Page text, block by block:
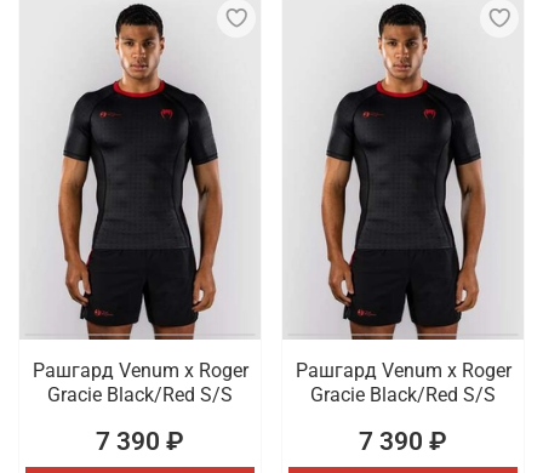
Рашгард Venum x Roger
Gracie Black/Red S/S
7 390 ₽
Рашгард Venum x Roger
Gracie Black/Red S/S
7 390 ₽